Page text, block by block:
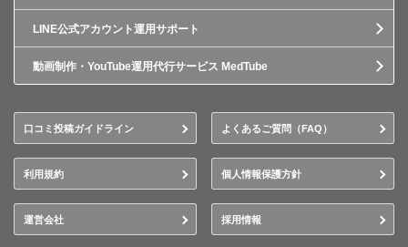
LINE公式アカウント運用サポート
動画制作・YouTube運用代行サービス MedTube
口コミ投稿ガイドライン よくあるご質問（FAQ）
利用規約 個人情報保護方針
運営会社 採用情報